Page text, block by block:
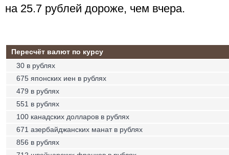
на 25.7 рублей дороже, чем вчера.
Пересчёт валют по курсу
30 в рублях
675 японских иен в рублях
479 в рублях
551 в рублях
100 канадских долларов в рублях
671 азербайджанских манат в рублях
856 в рублях